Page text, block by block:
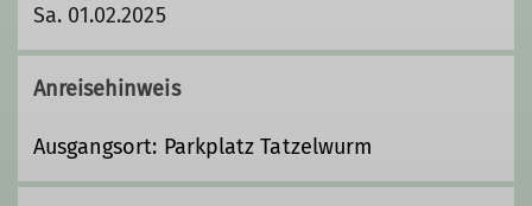
Sa. 01.02.2025
Anreisehinweis
Ausgangsort: Parkplatz Tatzelwurm